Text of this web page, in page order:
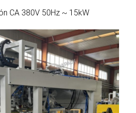
CA 380V 50Hz ~ 15kW